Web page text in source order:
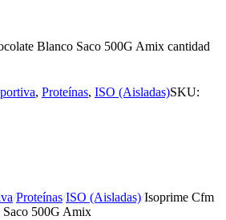
Blanco Saco 500G Amix cantidad
, Proteínas, ISO (Aisladas)SKU:
/Proteínas/ISO (Aisladas)/Isoprime Cfm
Saco 500G Amix